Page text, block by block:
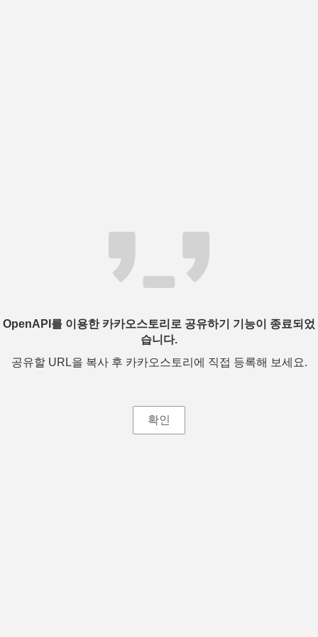
OpenAPI를 이용한 카카오스토리로 공유하기 기능이 종료되었
습니다.
공유할 URL을 복사 후 카카오스토리에 직접 등록해 보세요.
확인